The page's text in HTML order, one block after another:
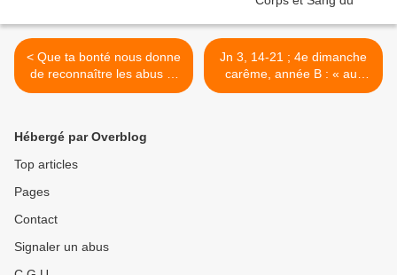
< Que ta bonté nous donne
de reconnaître les abus et
de pouvoir les dépasser
Jn 3, 14-21 ; 4e dimanche
carême, année B : « au-
delà du péché reconnu,
Hébergé par Overblog
Top articles
Pages
Contact
Signaler un abus